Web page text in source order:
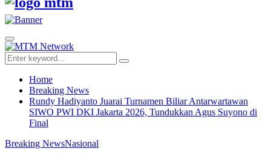
Primary
Menu
Search
for:
Search
Home
Breaking News
Rundy Hadiyanto Juarai Turnamen Biliar Antarwartawan
SIWO PWI DKI Jakarta 2026, Tundukkan Agus Suyono di
Final
Breaking NewsNasional